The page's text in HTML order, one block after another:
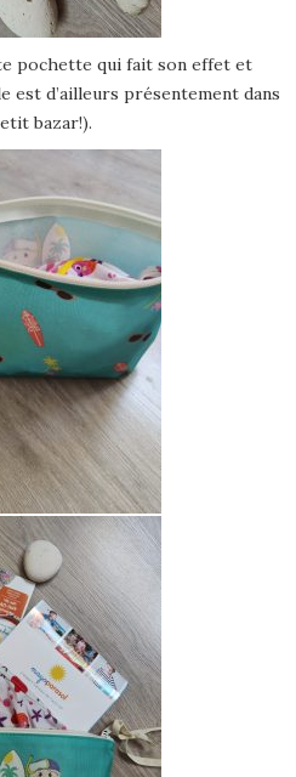
pochette qui fait son effet et
est d’ailleurs présentement dans
bazar!).